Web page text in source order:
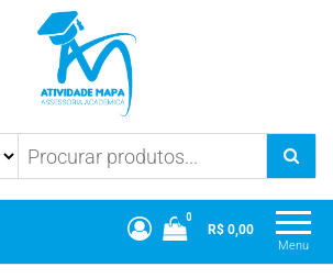
Mapa UniCesumar
Menu
0
R$ 0,00